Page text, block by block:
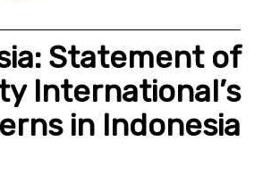
Statement of
International’s
in Indonesia